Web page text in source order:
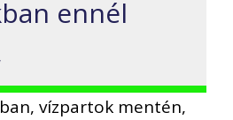
ennél
vízpartok mentén,